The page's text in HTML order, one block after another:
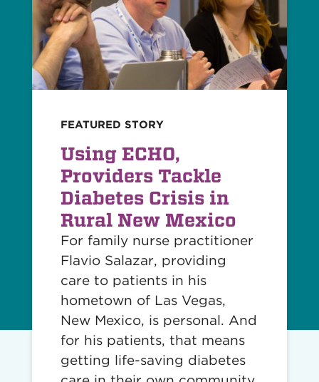
FEATURED STORY
Using ECHO,
Providers Tackle
Diabetes Crisis in
Rural New Mexico
For family nurse practitioner
Flavio Salazar, providing
care to patients in his
hometown of Las Vegas,
New Mexico, is personal. And
for his patients, that means
getting life-saving diabetes